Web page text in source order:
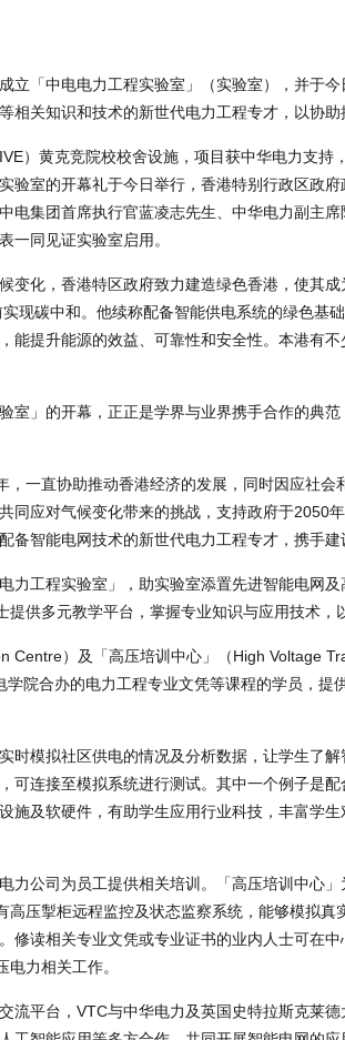
立「中电电力工程实验室」（实验室），并于
关知识和技术的新世代电力工程专才，以协助
）黄克竞院校校舍设施，项目获中华电力支持
验室的开幕礼于今日举行，香港特别行政区政
电集团首席执行官蓝凌志先生、中华电力副主
一同见证实验室启用。
变化，香港特区政府致力建造绿色香港，使其
现碳中和。他续称配备智能供电系统的绿色基
能提升能源的效益、可靠性和安全性。本港有
室」的开幕，正正是学界与业界携手合作的典
一直协助推动香港经济的发展，同时因应社会
同应对气候变化带来的挑战，支持政府于2050
智能电网技术的新世代电力工程专才，携手建
力工程实验室」，助实验室添置先进智能电网
供多元教学平台，掌握专业知识与应用技术，
Centre）及「高压培训中心」（High Voltage
院合办的电力工程专业文凭等课程的学员，提
时模拟社区供电的情况及分析数据，让学生了
可连接至模拟系统进行测试。其中一个例子是
施及软硬件，有助学生应用行业科技，丰富学
力公司为员工提供相关培训。「高压培训中心
压掣柜远程监控及状态监察系统，能够模拟真
修读相关专业文凭或专业证书的业内人士可在
力相关工作。
平台，VTC与中华电力及英国史特拉斯克莱